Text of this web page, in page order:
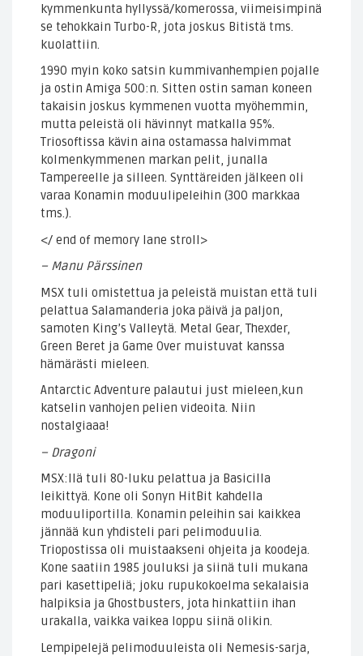
kymmenkunta hyllyssä/komerossa, viimeisimpinä
se tehokkain Turbo-R, jota joskus Bitistä tms.
kuolattiin.
1990 myin koko satsin kummivanhempien pojalle
ja ostin Amiga 500:n. Sitten ostin saman koneen
takaisin joskus kymmenen vuotta myöhemmin,
mutta peleistä oli hävinnyt matkalla 95%.
Triosoftissa kävin aina ostamassa halvimmat
kolmenkymmenen markan pelit, junalla
Tampereelle ja silleen. Synttäreiden jälkeen oli
varaa Konamin moduulipeleihin (300 markkaa
tms.).
</ end of memory lane stroll>
– Manu Pärssinen
MSX tuli omistettua ja peleistä muistan että tuli
pelattua Salamanderia joka päivä ja paljon,
samoten King’s Valleytä. Metal Gear, Thexder,
Green Beret ja Game Over muistuvat kanssa
hämärästi mieleen.
Antarctic Adventure palautui just mieleen,kun
katselin vanhojen pelien videoita. Niin
nostalgiaaa!
– Dragoni
MSX:llä tuli 80-luku pelattua ja Basicilla
leikittyä. Kone oli Sonyn HitBit kahdella
moduuliportilla. Konamin peleihin sai kaikkea
jännää kun yhdisteli pari pelimoduulia.
Triopostissa oli muistaakseni ohjeita ja koodeja.
Kone saatiin 1985 jouluksi ja siinä tuli mukana
pari kasettipeliä; joku rupukokoelma sekalaisia
halpiksia ja Ghostbusters, jota hinkattiin ihan
urakalla, vaikka vaikea loppu siinä olikin.
Lempipelejä pelimoduuleista oli Nemesis-sarja,